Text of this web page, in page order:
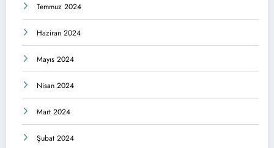
Temmuz 2024
Haziran 2024
Mayıs 2024
Nisan 2024
Mart 2024
Şubat 2024